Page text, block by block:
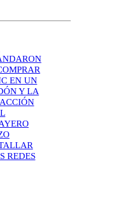
EN UN
Y LA
REDES